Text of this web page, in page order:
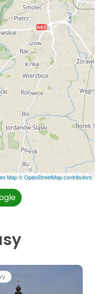
Map© OpenStreetMap contributors